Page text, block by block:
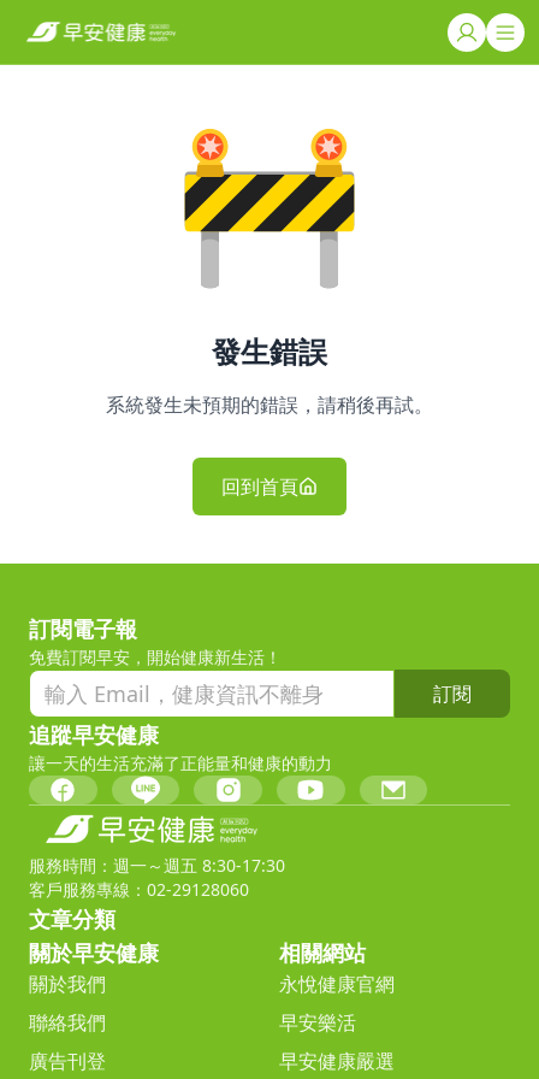
發生錯誤
系統發生未預期的錯誤，請稍後再試。
回到首頁
訂閱電子報
免費訂閱早安，開始健康新生活！
訂閱
追蹤早安健康
讓一天的生活充滿了正能量和健康的動力
服務時間：週一～週五 8:30-17:30
客戶服務專線：02-29128060
文章分類
關於早安健康
關於我們
聯絡我們
廣告刊登
相關網站
永悅健康官網
早安樂活
早安健康嚴選